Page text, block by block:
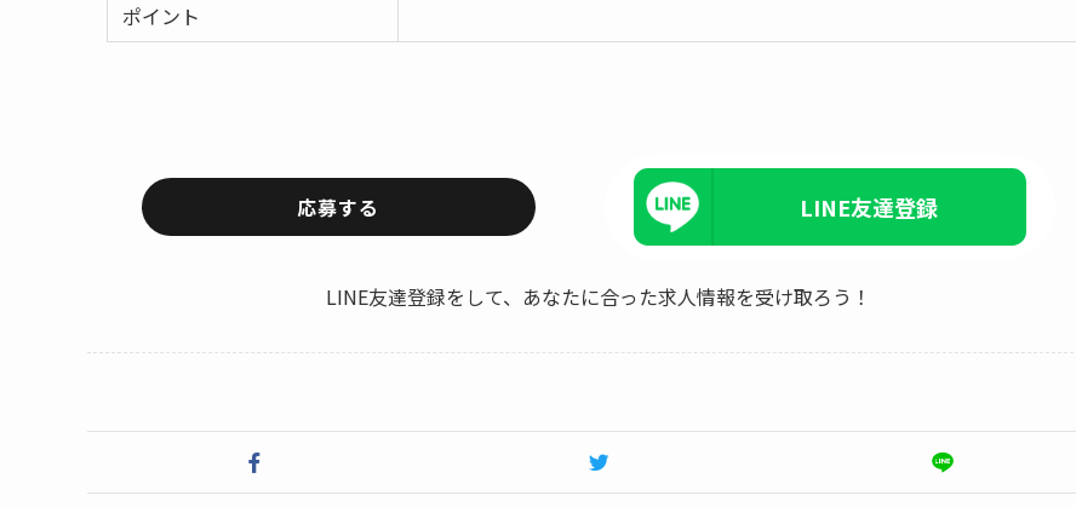
ポイント
応募する LINE友達登録
LINE友達登録をして、あなたに合った求人情報を受け取ろう！